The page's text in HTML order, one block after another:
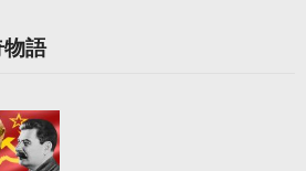
物語